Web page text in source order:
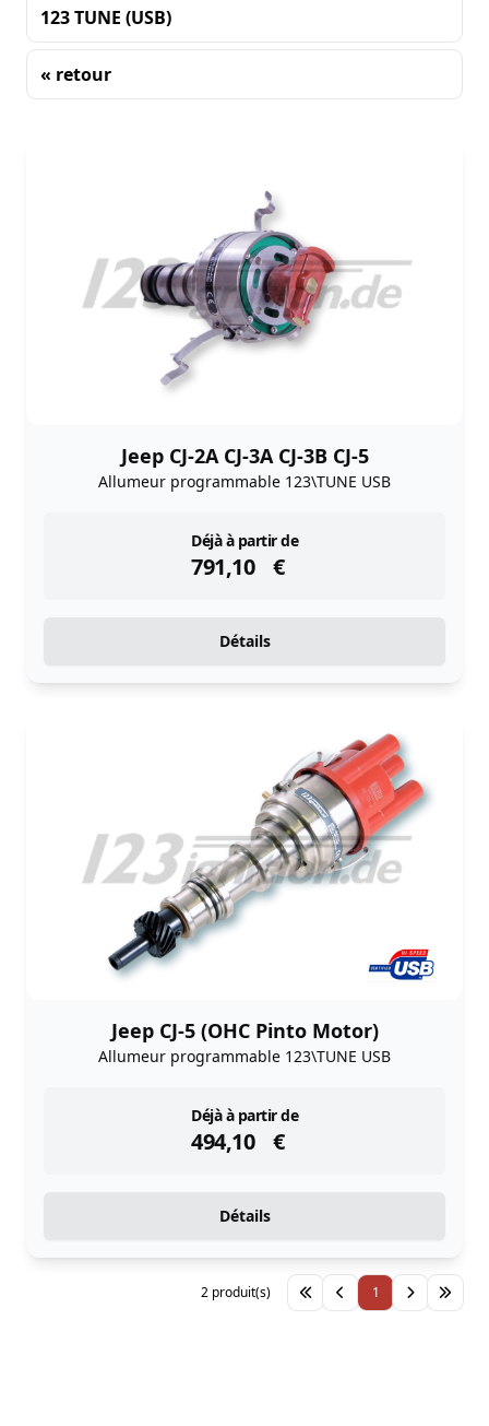
123 TUNE (USB)
« retour
Jeep CJ-2A CJ-3A CJ-3B CJ-5
Allumeur programmable 123\TUNE USB
Déjà à partir de
791,10 €
instock
Détails
Jeep CJ-5 (OHC Pinto Motor)
Allumeur programmable 123\TUNE USB
Déjà à partir de
494,10 €
instock
Détails
1
2 produit(s)